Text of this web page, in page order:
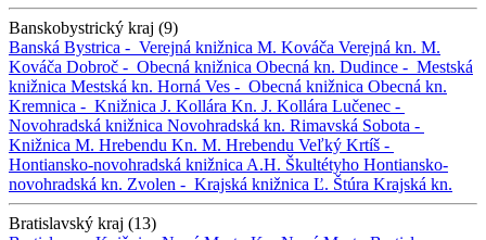
Banskobystrický kraj (9)
Banská Bystrica - Verejná knižnica M. Kováča Verejná kn. M.
Kováča Dobroč - Obecná knižnica Obecná kn. Dudince - Mestská
knižnica Mestská kn. Horná Ves - Obecná knižnica Obecná kn.
Kremnica - Knižnica J. Kollára Kn. J. Kollára Lučenec -
Novohradská knižnica Novohradská kn. Rimavská Sobota -
Knižnica M. Hrebendu Kn. M. Hrebendu Veľký Krtíš -
Hontiansko-novohradská knižnica A.H. Škultétyho Hontiansko-
novohradská kn. Zvolen - Krajská knižnica Ľ. Štúra Krajská kn.
Bratislavský kraj (13)